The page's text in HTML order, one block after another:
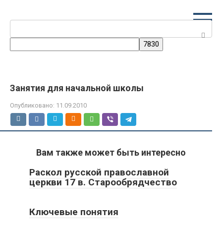
Занятия для начальной школы
Опубликовано: 11.09.2010
Вам также может быть интересно
Раскол русской православной
церкви 17 в. Старообрядчество
Ключевые понятия